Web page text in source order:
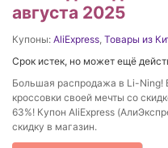
августа 2025
Купоны: AliExpress, Товары из
Срок истек, но может ещё
Большая распродажа в Li-Ning!
кроссовки своей мечты со
63%! Купон AliExpress
скидку в магазин.